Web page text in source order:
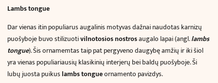
Lambs tongue
Dar vienas itin populiarus augalinis motyvas dažnai naudotas karnizų
puošyboje buvo stilizuotivilnotosiosnostrosaugalo lapai (angl.lambs
tongue). Šis ornamemtas taip pat pergyveno daugybę amžių ir iki šiol
yra vienas populiariausių klasikinių interjerų bei baldų puošyboje. Ši
lubų juosta puikuslambs tongueornamento pavizdys.